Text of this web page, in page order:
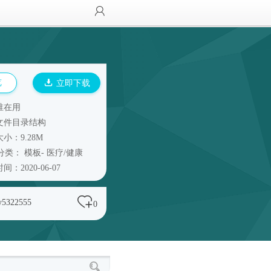
立即下载
在用
件目录结构
小：9.28M
类： 模板- 医疗/健康
间：2020-06-07
0